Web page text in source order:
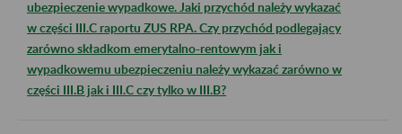
ubezpieczenie wypadkowe. Jaki przychód należy wykazać
w części III.C raportu ZUS RPA. Czy przychód podlegający
zarówno składkom emerytalno-rentowym jak i
wypadkowemu ubezpieczeniu należy wykazać zarówno w
części III.B jak i III.C czy tylko w III.B?